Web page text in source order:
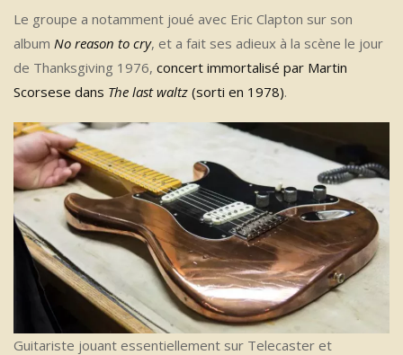
Le groupe a notamment joué avec Eric Clapton sur son
album No reason to cry, et a fait ses adieux à la scène le jour
de Thanksgiving 1976, concert immortalisé par Martin
Scorsese dans The last waltz (sorti en 1978).
Guitariste jouant essentiellement sur Telecaster et